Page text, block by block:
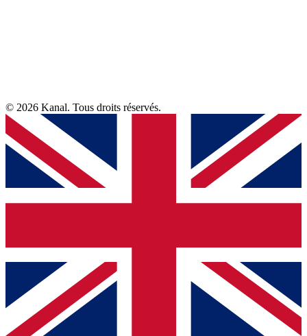
© 2026 Kanal. Tous droits réservés.